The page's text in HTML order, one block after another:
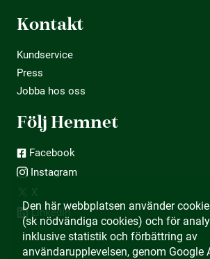
Kontakt
Kundservice
Press
Jobba hos oss
Följ Hemnet
Facebook
Instagram
X
LinkedIn
Den här webbplatsen använder
(sk nödvändiga cookies) och för
inklusive statistik och förbättring av
användarupplevelsen, genom Google